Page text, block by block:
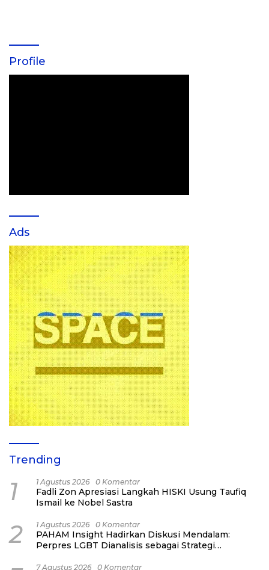
Profile
Ads
Trending
1 1 Agustus 2026 0 Komentar
Fadli Zon Apresiasi Langkah HISKI Usung Taufiq
Ismail ke Nobel Sastra
2 1 Agustus 2026 0 Komentar
PAHAM Insight Hadirkan Diskusi Mendalam:
Perpres LGBT Dianalisis sebagai Strategi
7 Agustus 2026 0 Komentar